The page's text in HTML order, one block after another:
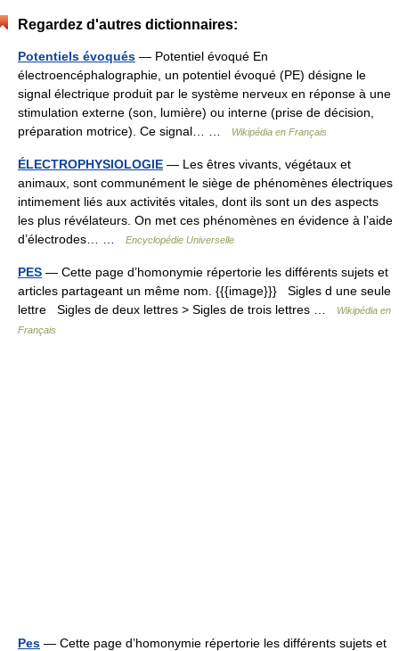
Regardez d'autres dictionnaires:
Potentiels évoqués — Potentiel évoqué En
électroencéphalographie, un potentiel évoqué (PE) désigne le
signal électrique produit par le système nerveux en réponse à une
stimulation externe (son, lumière) ou interne (prise de décision,
préparation motrice). Ce signal… …
Wikipédia en Français
ÉLECTROPHYSIOLOGIE — Les êtres vivants, végétaux et
animaux, sont communément le siège de phénomènes électriques
intimement liés aux activités vitales, dont ils sont un des aspects
les plus révélateurs. On met ces phénomènes en évidence à l’aide
d’électrodes… …
Encyclopédie Universelle
PES — Cette page d’homonymie répertorie les différents sujets et
articles partageant un même nom. {{{image}}} Sigles d une seule
lettre Sigles de deux lettres > Sigles de trois lettres …
Wikipédia en
Français
Pes — Cette page d’homonymie répertorie les différents sujets et